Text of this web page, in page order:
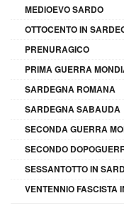
MEDIOEVO SARDO
OTTOCENTO IN
PRENURAGICO
PRIMA GUERRA
SARDEGNA ROMANA
SARDEGNA SABAUDA
SECONDA GUERRA
SECONDO
SESSANTOTTO IN
VENTENNIO FASCISTA